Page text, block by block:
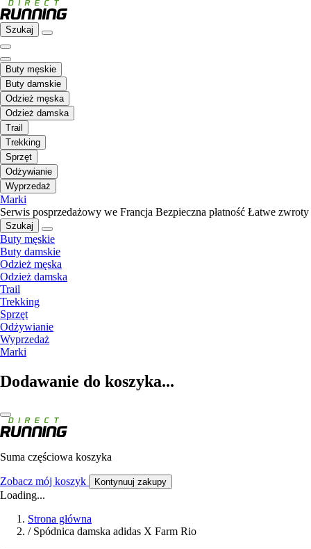
Szukaj
Buty męskie
Buty damskie
Odzież męska
Odzież damska
Trail
Trekking
Sprzęt
Odżywianie
Wyprzedaż
Marki
Serwis posprzedażowy we Francja Bezpieczna płatność Łatwe zwroty
Szukaj
Buty męskie
Buty damskie
Odzież męska
Odzież damska
Trail
Trekking
Sprzęt
Odżywianie
Wyprzedaż
Marki
Dodawanie do koszyka...
Suma częściowa koszyka
Zobacz mój koszyk Kontynuuj zakupy
Loading...
Strona główna
/ Spódnica damska adidas X Farm Rio